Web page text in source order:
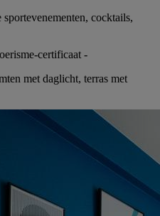
cocktails,
certificaat -
met daglicht, terras met